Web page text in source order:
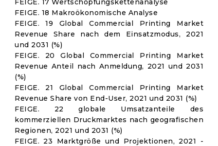
FEIGE. 17 Wertschöpfungskettenanalyse
FEIGE. 18 Makroökonomische Analyse
FEIGE. 19 Global Commercial Printing Market
Revenue Share nach dem Einsatzmodus, 2021
und 2031 (%)
FEIGE. 20 Global Commercial Printing Market
Revenue Anteil nach Anmeldung, 2021 und 2031
(%)
FEIGE. 21 Global Commercial Printing Market
Revenue Share von End-User, 2021 und 2031 (%)
FEIGE. 22 globale Umsatzanteile des
kommerziellen Druckmarktes nach geografischen
Regionen, 2021 und 2031 (%)
FEIGE. 23 Marktgröße und Projektionen, 2021 -